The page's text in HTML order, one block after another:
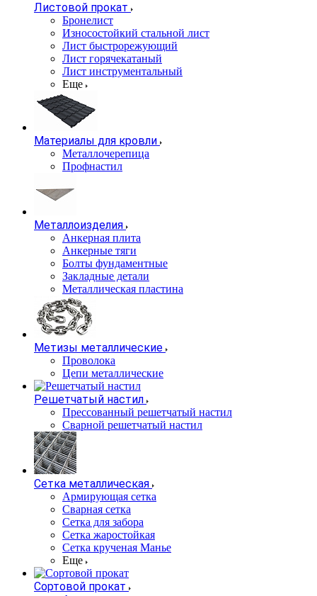
Листовой прокат
Бронелист
Износостойкий стальной лист
Лист быстрорежующий
Лист горячекатаный
Лист инструментальный
Еще
Материалы для кровли
Металлочерепица
Профнастил
Металлоизделия
Анкерная плита
Анкерные тяги
Болты фундаментные
Закладные детали
Металлическая пластина
Метизы металлические
Проволока
Цепи металлические
Решетчатый настил
Прессованный решетчатый настил
Сварной решетчатый настил
Сетка металлическая
Армирующая сетка
Сварная сетка
Сетка для забора
Сетка жаростойкая
Сетка крученая Манье
Еще
Сортовой прокат